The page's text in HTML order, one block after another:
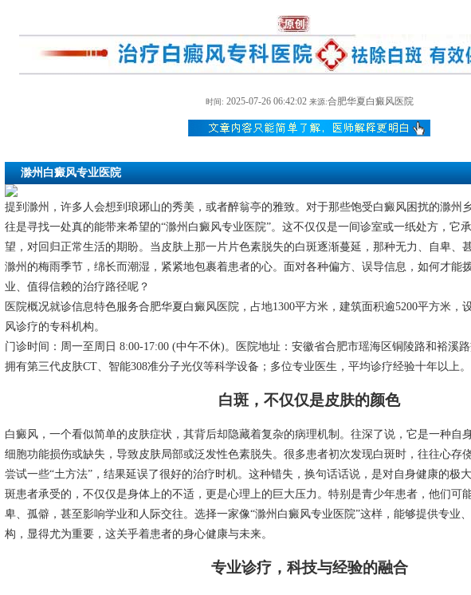
时间: 2025-07-26 06:42:02 来源:合肥华夏白癜风医院
滁州白癜风专业医院
提到滁州，许多人会想到琅琊山的秀美，或者醉翁亭的雅致。对于那些饱受白癜风困扰的滁州
往是寻找一处真的能带来希望的“滁州白癜风专业医院”。这不仅仅是一间诊室或一纸处方，它
望，对回归正常生活的期盼。当皮肤上那一片片色素脱失的白斑逐渐蔓延，那种无力、自卑、
滁州的梅雨季节，绵长而潮湿，紧紧地包裹着患者的心。面对各种偏方、误导信息，如何才能
业、值得信赖的治疗路径呢？
医院概况就诊信息特色服务合肥华夏白癜风医院，占地1300平方米，建筑面积逾5200平方米，
风诊疗的专科机构。
门诊时间：周一至周日 8:00-17:00 (中午不休)。医院地址：安徽省合肥市瑶海区铜陵路和裕溪路
拥有第三代皮肤CT、智能308准分子光仪等科学设备；多位专业医生，平均诊疗经验十年以上。
白斑，不仅仅是皮肤的颜色
白癜风，一个看似简单的皮肤症状，其背后却隐藏着复杂的病理机制。往深了说，它是一种自
细胞功能损伤或缺失，导致皮肤局部或泛发性色素脱失。很多患者初次发现白斑时，往往心存
尝试一些“土方法”，结果延误了很好的治疗时机。这种错失，换句话话说，是对自身健康的极
斑患者承受的，不仅仅是身体上的不适，更是心理上的巨大压力。特别是青少年患者，他们可
卑、孤僻，甚至影响学业和人际交往。选择一家像“滁州白癜风专业医院”这样，能够提供专业
构，显得尤为重要，这关乎着患者的身心健康与未来。
专业诊疗，科技与经验的融合